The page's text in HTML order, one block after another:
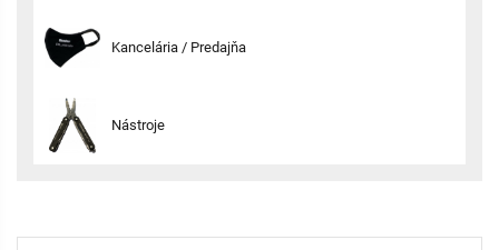
Kancelária / Predajňa
Nástroje